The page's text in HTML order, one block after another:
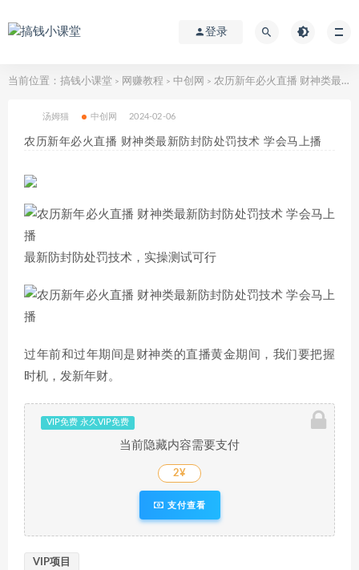
登录
当前位置： 搞钱小课堂 > 网赚教程 > 中创网 > 农历新年必火直播 财神类最新防封防处罚技术 学会马上播
汤姆猫 中创网 2024-02-06
农历新年必火直播 财神类最新防封防处罚技术 学会马上播
最新防封防处罚技术，实操测试可行
过年前和过年期间是财神类的直播黄金期间，我们要把握
时机，发新年财。
VIP免费 永久VIP免费
当前隐藏内容需要支付
2¥
支付查看
VIP项目